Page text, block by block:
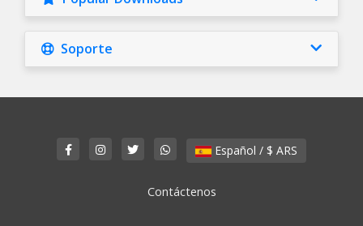
Soporte
Español / $ ARS
Contáctenos